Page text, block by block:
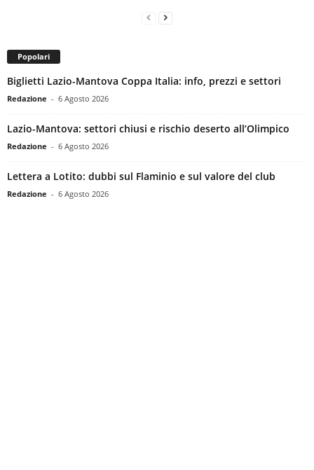
Popolari
Biglietti Lazio-Mantova Coppa Italia: info, prezzi e settori
Redazione - 6 Agosto 2026
Lazio-Mantova: settori chiusi e rischio deserto all’Olimpico
Redazione - 6 Agosto 2026
Lettera a Lotito: dubbi sul Flaminio e sul valore del club
Redazione - 6 Agosto 2026